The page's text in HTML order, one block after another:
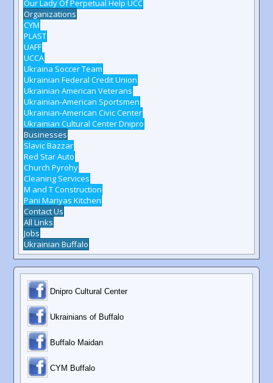
Our Lady Of Perpetual Help UCC
Organizations
CYM
PLAST
UAFF
UCCA
Ukraina Soccer Team
Ukrainian Federal Credit Union
Ukrainian American Veterans
Ukrainian-American Sportsmen
Ukrainian-American Civic Center
Ukrainian Cultural Center Dnipro
Businesses
Slavic Bazzar
Red Star Auto
Church Pyrohy
Cleaning Services
M and T Construction
Pani Mariyas Kitchen
Contact Us
All Links
Jobs
Ukrainian Buffalo
Dnipro Cultural Center
Ukrainians of Buffalo
Buffalo Maidan
CYM Buffalo